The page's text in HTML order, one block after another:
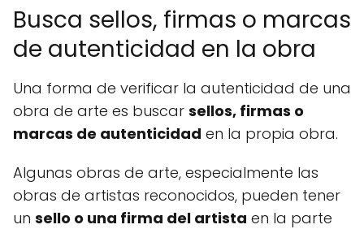
Busca sellos, firmas o marcas
de autenticidad en la obra
Una forma de verificar la autenticidad de una
obra de arte es buscar sellos, firmas o
marcas de autenticidad en la propia obra.
Algunas obras de arte, especialmente las
obras de artistas reconocidos, pueden tener
un sello o una firma del artista en la parte